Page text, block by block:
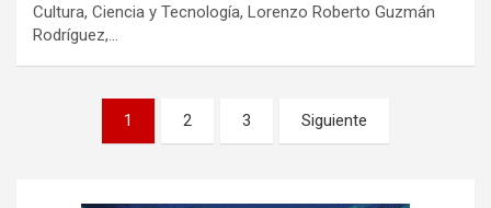
Cultura, Ciencia y Tecnología, Lorenzo Roberto Guzmán
Rodríguez,…
1 2 3 Siguiente